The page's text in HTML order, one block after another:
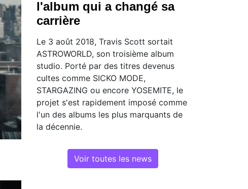
l'album qui a changé sa
carrière
Le 3 août 2018, Travis Scott sortait
ASTROWORLD, son troisième album
studio. Porté par des titres devenus
cultes comme SICKO MODE,
STARGAZING ou encore YOSEMITE, le
projet s'est rapidement imposé comme
l'un des albums les plus marquants de
la décennie.
Voir toutes les news